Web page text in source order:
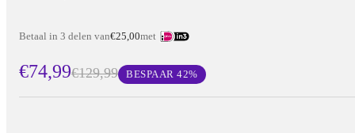
Betaal in 3 delen van€25,00met
€74,99€129,99 BESPAAR42%